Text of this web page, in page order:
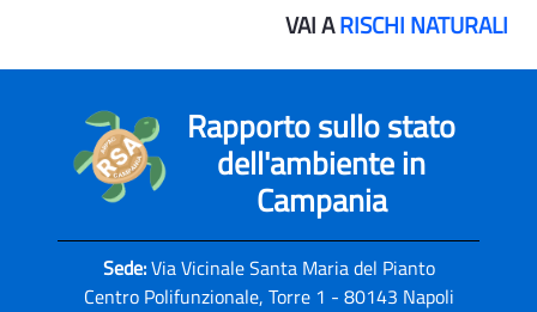
VAI ARISCHI NATURALI
Rapporto sullo stato
dell'ambiente in
Campania
Sede:Via Vicinale Santa Maria del Pianto
Centro Polifunzionale, Torre 1 - 80143 Napoli